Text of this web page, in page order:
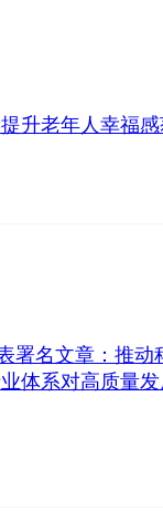
升老年人幸福
署名文章：推动
体系对高质量